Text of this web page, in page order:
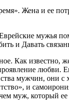
Жена и ее
мужья
и Давать
Как
любви.
мужчин, они с
и
муж, который ее